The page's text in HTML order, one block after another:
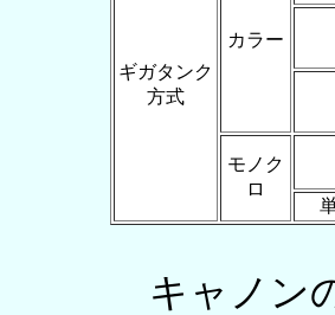
ギガタンク
方式
カラー
モノク
ロ
キャノン